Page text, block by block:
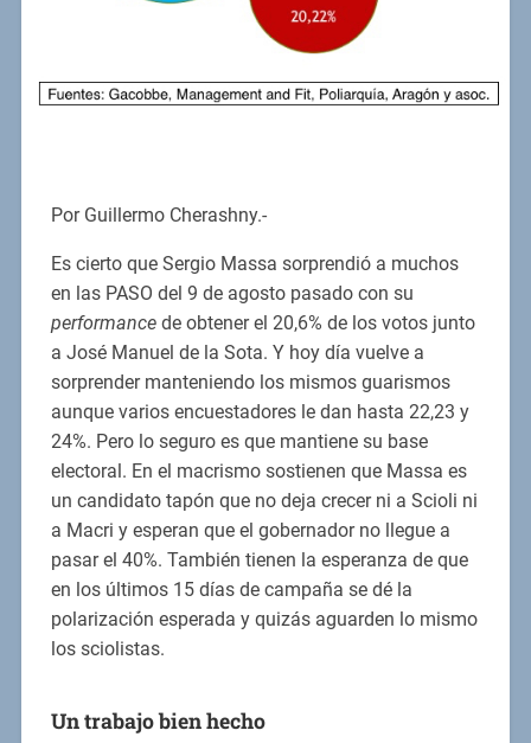
Por Guillermo Cherashny.-
Es cierto que Sergio Massa sorprendió a muchos
en las PASO del 9 de agosto pasado con su
performancede obtener el 20,6% de los votos junto
a José Manuel de la Sota. Y hoy día vuelve a
sorprender manteniendo los mismos guarismos
aunque varios encuestadores le dan hasta 22,23 y
24%. Pero lo seguro es que mantiene su base
electoral. En el macrismo sostienen que Massa es
un candidato tapón que no deja crecer ni a Scioli ni
a Macri y esperan que el gobernador no llegue a
pasar el 40%. También tienen la esperanza de que
en los últimos 15 días de campaña se dé la
polarización esperada y quizás aguarden lo mismo
los sciolistas.
Un trabajo bien hecho